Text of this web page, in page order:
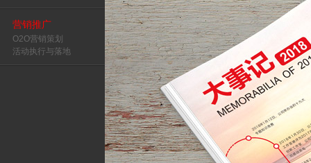
营销推广
O2O营销策划
活动执行与落地